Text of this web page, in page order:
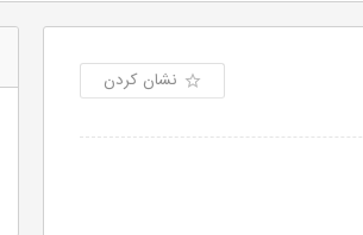
نشان کردن